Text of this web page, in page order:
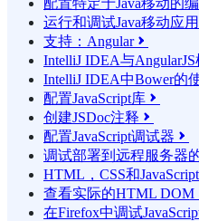
配置特定于Java移动的
运行和调试Java移动应
支持：Angular
IntelliJ IDEA与
IntelliJ IDEA中Bower的
配置JavaScript库 
创建JSDoc注释 
配置JavaScript调试器 
调试部署到远程服务器
HTML，CSS和
查看实际的HTML DOM
在Firefox中调试